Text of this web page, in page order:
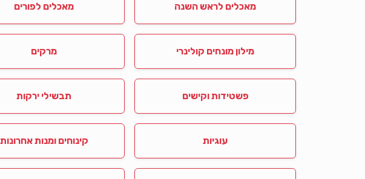
מאכלים לראש השנה מאכלים לפורים
מילון מונחים קולינרי מרקים
פשטידות וקישים תבשילי ירקות
עוגיות קינוחים ומנות אחרונות